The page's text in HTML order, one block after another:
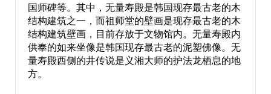
国师碑等。其中，无量寿殿是韩国现存最古老的木
结构建筑之一，而祖师堂的壁画是现存最古老的木
结构建筑壁画，目前存放于文物馆内。无量寿殿内
供奉的如来坐像是韩国现存最古老的泥塑佛像。无
量寿殿西侧的井传说是义湘大师的护法龙栖息的地
方。